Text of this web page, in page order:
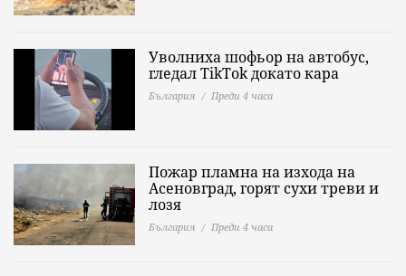
Уволниха шофьор на автобус,
гледал TikTok докато кара
България Преди 4 часа
Пожар пламна на изхода на
Асеновград, горят сухи треви и
лозя
България Преди 4 часа